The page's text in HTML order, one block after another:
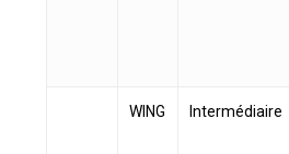
WING Intermédiaire